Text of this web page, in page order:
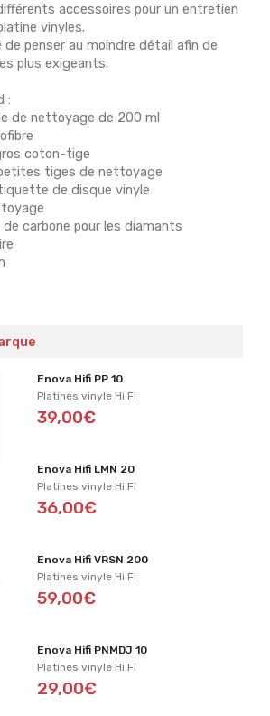
accessoires pour un entretien
vinyles.
penser au moindre détail afin de
plus exigeants.
:
de nettoyage de 200 ml
coton-tige
tiges de nettoyage
de disque vinyle
carbone pour les diamants
Enova Hifi PP 10
Platines vinyle Hi Fi
39,00€
Enova Hifi LMN 20
Platines vinyle Hi Fi
36,00€
Enova Hifi VRSN 200
Platines vinyle Hi Fi
59,00€
Enova Hifi PNMDJ 10
Platines vinyle Hi Fi
29,00€